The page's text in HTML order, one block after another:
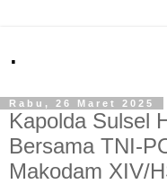
.
Rabu, 26 Maret 2025
Kapolda Sulsel
Bersama TNI-
Makodam XIV/